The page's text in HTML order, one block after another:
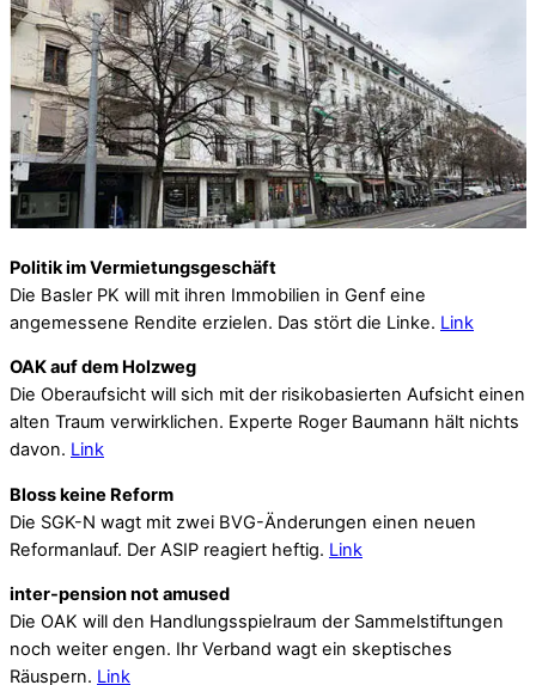
Politik im Vermietungsgeschäft
Die Basler PK will mit ihren Immobilien in Genf eine
angemessene Rendite erzielen. Das stört die Linke. Link
OAK auf dem Holzweg
Die Oberaufsicht will sich mit der risikobasierten Aufsicht einen
alten Traum verwirklichen. Experte Roger Baumann hält nichts
davon. Link
Bloss keine Reform
Die SGK-N wagt mit zwei BVG-Änderungen einen neuen
Reformanlauf. Der ASIP reagiert heftig. Link
inter-pension not amused
Die OAK will den Handlungsspielraum der Sammelstiftungen
noch weiter engen. Ihr Verband wagt ein skeptisches
Räuspern. Link